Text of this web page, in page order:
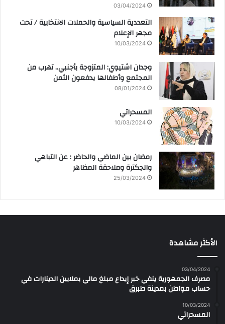
03/04/2024
التعددية السياسية والحملات الانتخابية / تحت
مجهر الإعلام
10/03/2024
وجدان اشتيوي: المتزوجة بأجنبي.. تهرب من
المجتمع وأطفالها يدفعون الثمن
08/01/2024
المسحراتي
10/03/2024
رمضان بين الماضي والحاضر : عن التباهي
والجكترة وملاحقة المظاهر
25/03/2024
الأكثر مشاهدة
03/04/2024
مصرف الجمهورية ينفي خبر إيداع مبلغ مالي بملايين الدينارات في
حساب مواطن بمدينة طبرق
10/03/2024
المسحراتي